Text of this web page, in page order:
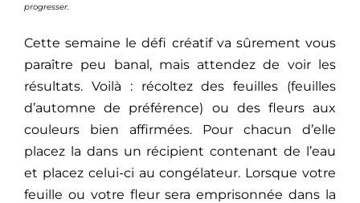
progresser.
Cette semaine le défi créatif va sûrement vous
paraître peu banal, mais attendez de voir les
résultats. Voilà : récoltez des feuilles (feuilles
d’automne de préférence) ou des fleurs aux
couleurs bien affirmées. Pour chacun d’elle
placez la dans un récipient contenant de l’eau
et placez celui-ci au congélateur. Lorsque votre
feuille ou votre fleur sera emprisonnée dans la